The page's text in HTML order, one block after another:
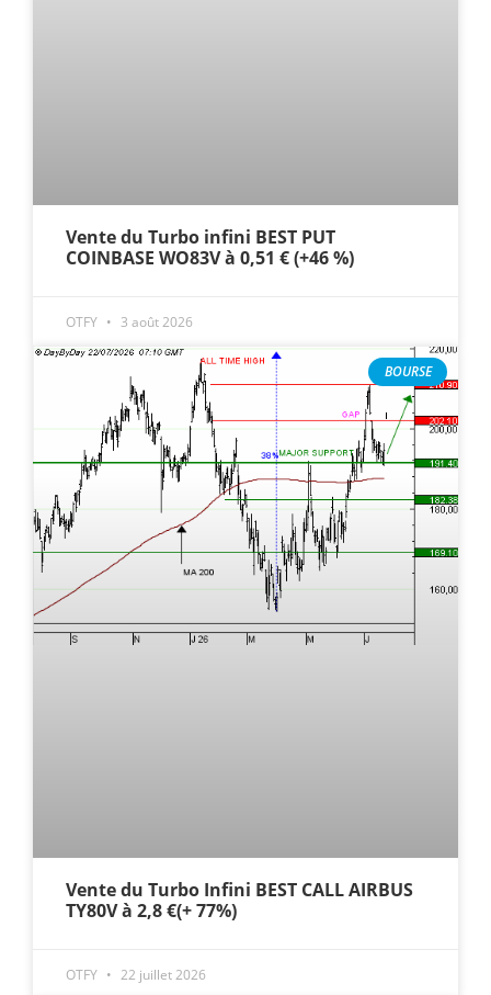
Vente du Turbo infini BEST PUT
COINBASE WO83V à 0,51 € (+46 %)
OTFY 3 août 2026
BOURSE
Vente du Turbo Infini BEST CALL AIRBUS
TY80V à 2,8 €(+ 77%)
OTFY 22 juillet 2026